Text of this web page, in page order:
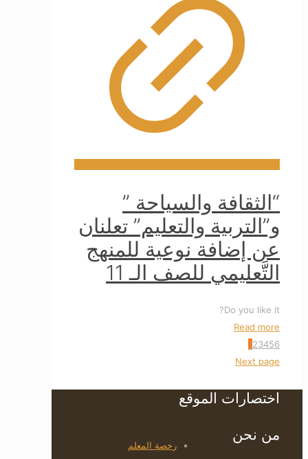
“الثقافة والسياحة ”
و”التربية والتعليم” تعلنان
عن إضافة نوعية للمنهج
التَّعليمي للصف الـ 11
Do you like it?
Read more
123456
Next page
اختصارات الموقع
رخصة المعلم
من نحن